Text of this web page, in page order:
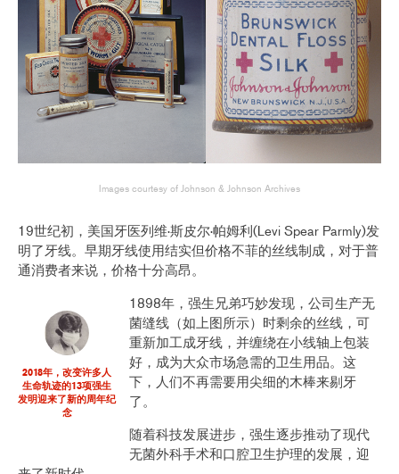
Images courtesy of Johnson & Johnson Archives
19世纪初，美国牙医列维·斯皮尔·帕姆利(Levi Spear Parmly)发
明了牙线。早期牙线使用结实但价格不菲的丝线制成，对于普
通消费者来说，价格十分高昂。
2018年，改变许多人
生命轨迹的13项强生
发明迎来了新的周年纪
念
1898年，强生兄弟巧妙发现，公司生产无
菌缝线（如上图所示）时剩余的丝线，可
重新加工成牙线，并缠绕在小线轴上包装
好，成为大众市场急需的卫生用品。这
下，人们不再需要用尖细的木棒来剔牙
了。
随着科技发展进步，强生逐步推动了现代
无菌外科手术和口腔卫生护理的发展，迎